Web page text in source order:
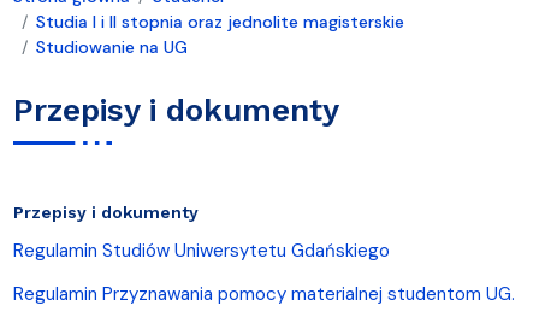
Studia I i II stopnia oraz jednolite magisterskie
Studiowanie na UG
Przepisy i dokumenty
Przepisy i dokumenty
Regulamin Studiów Uniwersytetu Gdańskiego
Regulamin Przyznawania pomocy materialnej studentom UG.